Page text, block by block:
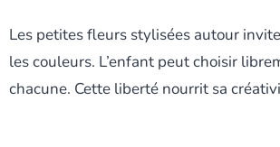
Les petites fleurs stylisées autour
les couleurs. L’enfant peut choisir
chacune. Cette liberté nourrit sa